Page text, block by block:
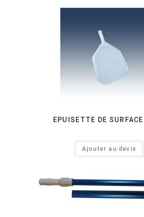
EPUISETTE DE
Ajouter au devis